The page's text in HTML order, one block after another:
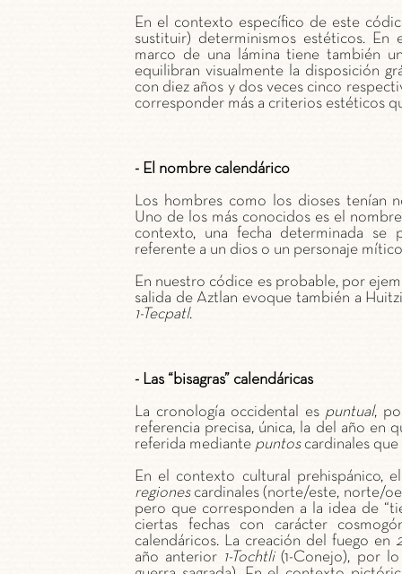
En el contexto específico de este
sustituir) determinismos estéticos.
marco de una lámina tiene también
equilibran visualmente la disposición
con diez años y dos veces cinco
corresponder más a criterios estéticos
- El nombre calendárico
Los hombres como los dioses tenían
Uno de los más conocidos es el
contexto, una fecha determinada
referente a un dios o un personaje
En nuestro códice es probable, por
salida de Aztlan evoque también a
1-Tecpatl.
- Las “bisagras” calendáricas
La cronología occidental es puntual,
referencia precisa, única, la del año en
referida mediante puntoscardinales que
En el contexto cultural prehispánico,
regionescardinales (norte/este, norte/
pero que corresponden a la idea de
ciertas fechas con carácter
calendáricos. La creación del fuego en
año anterior 1-Tochtli(1-Conejo), por